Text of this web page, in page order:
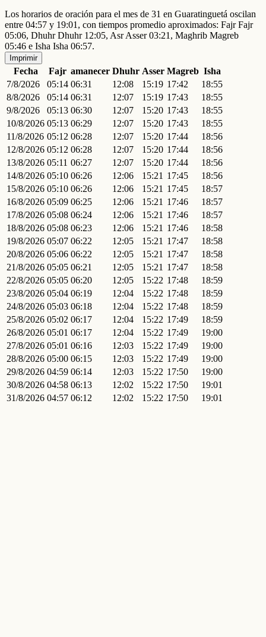
Los horarios de oración para el mes de 31 en Guaratinguetá oscilan
entre 04:57 y 19:01, con tiempos promedio aproximados: Fajr Fajr
05:06, Dhuhr Dhuhr 12:05, Asr Asser 03:21, Maghrib Magreb
05:46 e Isha Isha 06:57.
Imprimir
Fecha Fajr amanecer Dhuhr Asser Magreb Isha
7/8/2026
05:14 06:31 12:08 15:19 17:42
18:55
8/8/2026
05:14 06:31 12:07 15:19 17:43
18:55
9/8/2026
05:13 06:30 12:07 15:20 17:43
18:55
10/8/2026 05:13 06:29 12:07 15:20 17:43
18:55
11/8/2026 05:12 06:28 12:07 15:20 17:44
18:56
12/8/2026 05:12 06:28 12:07 15:20 17:44
18:56
13/8/2026 05:11 06:27 12:07 15:20 17:44
18:56
14/8/2026 05:10 06:26 12:06 15:21 17:45
18:56
15/8/2026 05:10 06:26 12:06 15:21 17:45
18:57
16/8/2026 05:09 06:25 12:06 15:21 17:46
18:57
17/8/2026 05:08 06:24 12:06 15:21 17:46
18:57
18/8/2026 05:08 06:23 12:06 15:21 17:46
18:58
19/8/2026 05:07 06:22 12:05 15:21 17:47
18:58
20/8/2026 05:06 06:22 12:05 15:21 17:47
18:58
21/8/2026 05:05 06:21 12:05 15:21 17:47
18:58
22/8/2026 05:05 06:20 12:05 15:22 17:48
18:59
23/8/2026 05:04 06:19 12:04 15:22 17:48
18:59
24/8/2026 05:03 06:18 12:04 15:22 17:48
18:59
25/8/2026 05:02 06:17 12:04 15:22 17:49
18:59
26/8/2026 05:01 06:17 12:04 15:22 17:49
19:00
27/8/2026 05:01 06:16 12:03 15:22 17:49
19:00
28/8/2026 05:00 06:15 12:03 15:22 17:49
19:00
29/8/2026 04:59 06:14 12:03 15:22 17:50
19:00
30/8/2026 04:58 06:13 12:02 15:22 17:50
19:01
31/8/2026 04:57 06:12 12:02 15:22 17:50 19:01